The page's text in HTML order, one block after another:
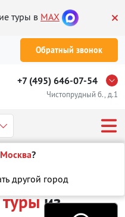
туры в MAX
Обратный звонок
+7 (495) 646-07-54
Чистопрудный б., д.1
Москва?
другой город
VIP туры
из